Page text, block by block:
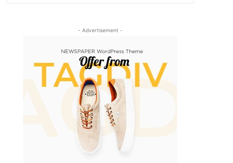
- Advertisement -